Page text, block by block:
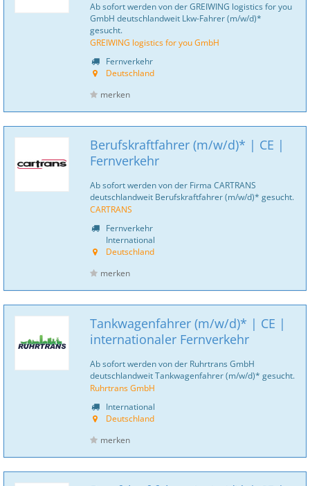
Ab sofort werden von der GREIWING logistics for you
GmbH deutschlandweit Lkw-Fahrer (m/w/d)*
gesucht.
GREIWING logistics for you GmbH
Fernverkehr
Deutschland
merken
Berufskraftfahrer (m/w/d)* | CE |
Fernverkehr
Ab sofort werden von der Firma CARTRANS
deutschlandweit Berufskraftfahrer (m/w/d)* gesucht.
CARTRANS
Fernverkehr
International
Deutschland
merken
Tankwagenfahrer (m/w/d)* | CE |
internationaler Fernverkehr
Ab sofort werden von der Ruhrtrans GmbH
deutschlandweit Tankwagenfahrer (m/w/d)* gesucht.
Ruhrtrans GmbH
International
Deutschland
merken